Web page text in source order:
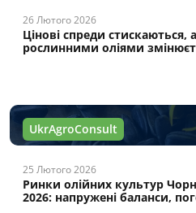
26 Лютого 2026
Цінові спреди стискаються,
рослинними оліями
UkrAgroConsult
25 Лютого 2026
Ринки олійних культур
2026: напружені баланси,